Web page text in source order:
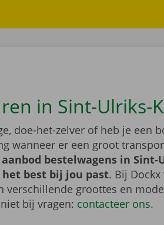
in Sint-Ulriks-
doe-het-zelver of heb je een
wanneer er een groot
bestelwagens in Sint-
best bij jou past. Bij Dockx
verschillende groottes en
bij vragen: contacteer ons.